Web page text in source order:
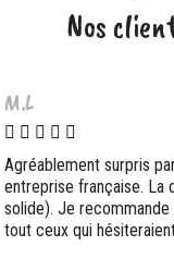
Nos
M.L
Agréablement surpris
entreprise française. La
solide). Je
tout ceux qui